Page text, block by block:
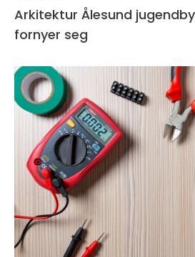
Arkitektur Ålesund jugendbyen som stadig
fornyer seg